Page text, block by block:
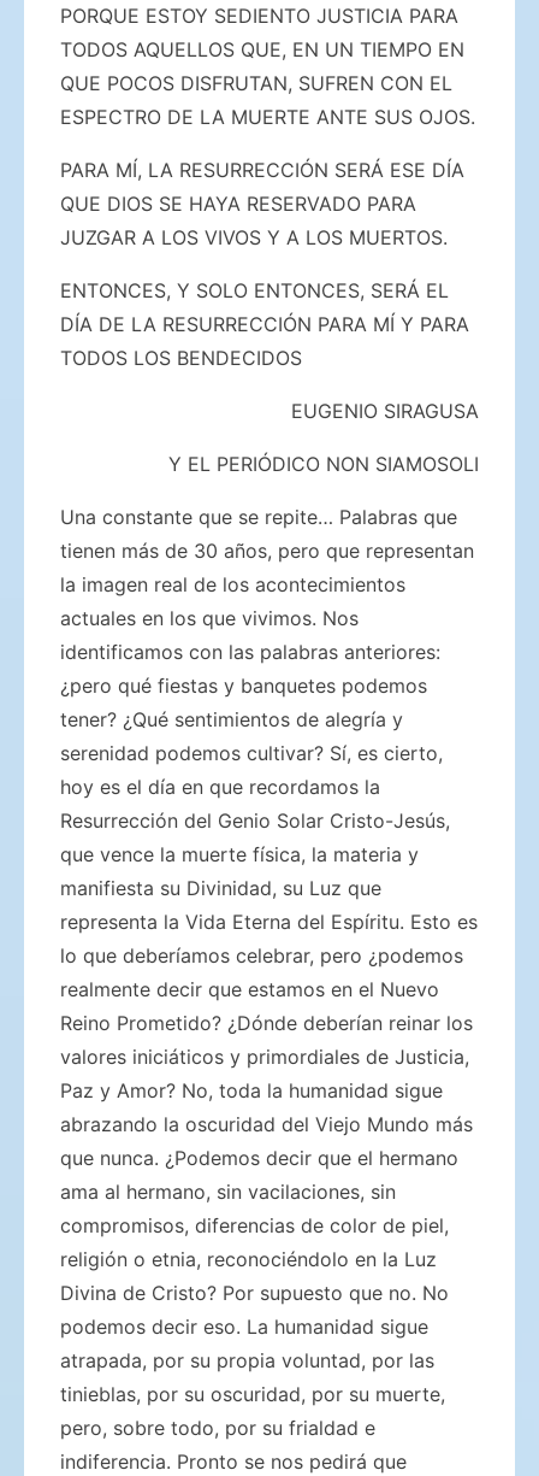
PORQUE ESTOY SEDIENTO JUSTICIA PARA
TODOS AQUELLOS QUE, EN UN TIEMPO EN
QUE POCOS DISFRUTAN, SUFREN CON EL
ESPECTRO DE LA MUERTE ANTE SUS OJOS.
PARA MÍ, LA RESURRECCIÓN SERÁ ESE DÍA
QUE DIOS SE HAYA RESERVADO PARA
JUZGAR A LOS VIVOS Y A LOS MUERTOS.
ENTONCES, Y SOLO ENTONCES, SERÁ EL
DÍA DE LA RESURRECCIÓN PARA MÍ Y PARA
TODOS LOS BENDECIDOS
EUGENIO SIRAGUSA
Y EL PERIÓDICO NON SIAMOSOLI
Una constante que se repite… Palabras que
tienen más de 30 años, pero que representan
la imagen real de los acontecimientos
actuales en los que vivimos. Nos
identificamos con las palabras anteriores:
¿pero qué fiestas y banquetes podemos
tener? ¿Qué sentimientos de alegría y
serenidad podemos cultivar? Sí, es cierto,
hoy es el día en que recordamos la
Resurrección del Genio Solar Cristo-Jesús,
que vence la muerte física, la materia y
manifiesta su Divinidad, su Luz que
representa la Vida Eterna del Espíritu. Esto es
lo que deberíamos celebrar, pero ¿podemos
realmente decir que estamos en el Nuevo
Reino Prometido? ¿Dónde deberían reinar los
valores iniciáticos y primordiales de Justicia,
Paz y Amor? No, toda la humanidad sigue
abrazando la oscuridad del Viejo Mundo más
que nunca. ¿Podemos decir que el hermano
ama al hermano, sin vacilaciones, sin
compromisos, diferencias de color de piel,
religión o etnia, reconociéndolo en la Luz
Divina de Cristo? Por supuesto que no. No
podemos decir eso. La humanidad sigue
atrapada, por su propia voluntad, por las
tinieblas, por su oscuridad, por su muerte,
pero, sobre todo, por su frialdad e
indiferencia. Pronto se nos pedirá que